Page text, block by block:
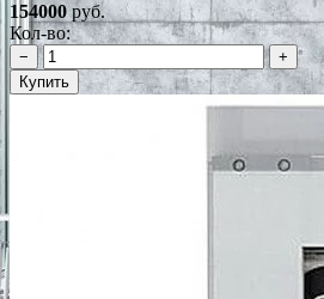
154000 руб.
Кол-во:
−
+
Купить